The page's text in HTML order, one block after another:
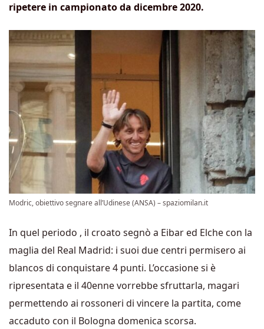
ripetere in campionato da dicembre 2020.
Modric, obiettivo segnare all’Udinese (ANSA) – spaziomilan.it
In quel periodo , il croato segnò a Eibar ed Elche con la
maglia del Real Madrid: i suoi due centri permisero ai
blancos di conquistare 4 punti. L’occasione si è
ripresentata e il 40enne vorrebbe sfruttarla, magari
permettendo ai rossoneri di vincere la partita, come
accaduto con il Bologna domenica scorsa.